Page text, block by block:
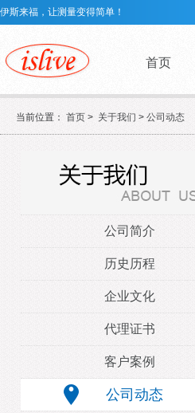
伊斯来福，让测量变得简单！
首页
当前位置： 首页 > 关于我们 > 公司动态
公司简介
历史历程
企业文化
代理证书
客户案例
公司动态